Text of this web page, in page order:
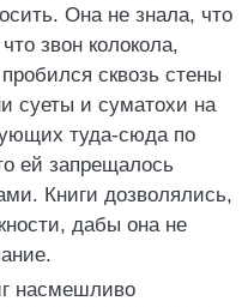
Она не знала, что
звон колокола,
сквозь стены
суеты и суматохи на
туда-сюда по
ей запрещалось
Книги дозволялись,
дабы она не
насмешливо